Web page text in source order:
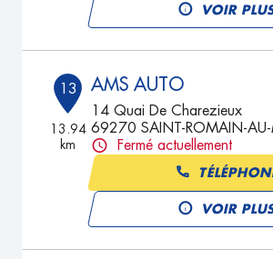
VOIR
13
13.94
km
AMS AUTO
14 Quai De Charezieux
69270 SAINT-ROMAIN-
Fermé actuellement
VOIR